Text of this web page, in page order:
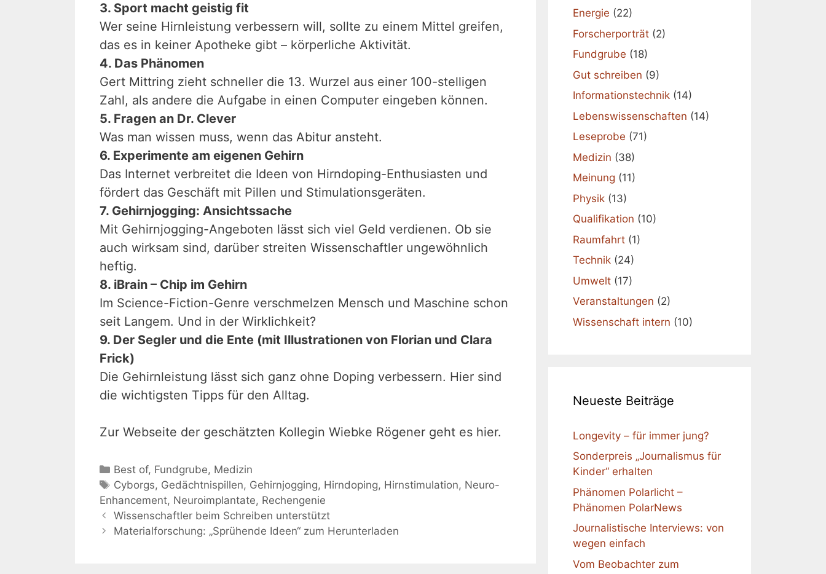
3. Sport macht geistig fit
Wer seine Hirnleistung verbessern will, sollte zu einem Mittel greifen,
das es in keiner Apotheke gibt – körperliche Aktivität.
4. Das Phänomen
Gert Mittring zieht schneller die 13. Wurzel aus einer 100-stelligen
Zahl, als andere die Aufgabe in einen Computer eingeben können.
5. Fragen an Dr. Clever
Was man wissen muss, wenn das Abitur ansteht.
6. Experimente am eigenen Gehirn
Das Internet verbreitet die Ideen von Hirndoping-Enthusiasten und
fördert das Geschäft mit Pillen und Stimulationsgeräten.
7. Gehirnjogging: Ansichtssache
Mit Gehirnjogging-Angeboten lässt sich viel Geld verdienen. Ob sie
auch wirksam sind, darüber streiten Wissenschaftler ungewöhnlich
heftig.
8. iBrain – Chip im Gehirn
Im Science-Fiction-Genre verschmelzen Mensch und Maschine schon
seit Langem. Und in der Wirklichkeit?
9. Der Segler und die Ente (mit Illustrationen von Florian und Clara
Frick)
Die Gehirnleistung lässt sich ganz ohne Doping verbessern. Hier sind
die wichtigsten Tipps für den Alltag.
Zur Webseite der geschätzten Kollegin Wiebke Rögener geht es hier.
Kategorien
Best of, Fundgrube, Medizin
Schlagwörter
Cyborgs, Gedächtnispillen, Gehirnjogging, Hirndoping, Hirnstimulation, Neuro-
Enhancement, Neuroimplantate, Rechengenie
Wissenschaftler beim Schreiben unterstützt
Materialforschung: „Sprühende Ideen“ zum Herunterladen
Energie (22)
Forscherporträt (2)
Fundgrube (18)
Gut schreiben (9)
Informationstechnik (14)
Lebenswissenschaften (14)
Leseprobe (71)
Medizin (38)
Meinung (11)
Physik (13)
Qualifikation (10)
Raumfahrt (1)
Technik (24)
Umwelt (17)
Veranstaltungen (2)
Wissenschaft intern (10)
Neueste Beiträge
Longevity – für immer jung?
Sonderpreis „Journalismus für
Kinder“ erhalten
Phänomen Polarlicht –
Phänomen PolarNews
Journalistische Interviews: von
wegen einfach
Vom Beobachter zum